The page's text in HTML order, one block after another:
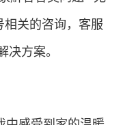
关的咨询，客服
决方案。